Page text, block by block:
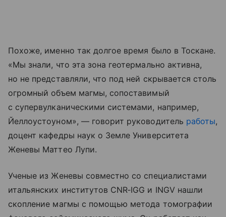
Похоже, именно так долгое время было в Тоскане.
«Мы знали, что эта зона геотермально активна,
но не представляли, что под ней скрывается столь
огромный объем магмы, сопоставимый
с супервулканическими системами, например,
Йеллоустоуном», — говорит руководитель работы,
доцент кафедры наук о Земле Университета
Женевы Маттео Лупи.
Ученые из Женевы совместно со специалистами
итальянских институтов CNR‑IGG и INGV нашли
скопление магмы с помощью метода томографии